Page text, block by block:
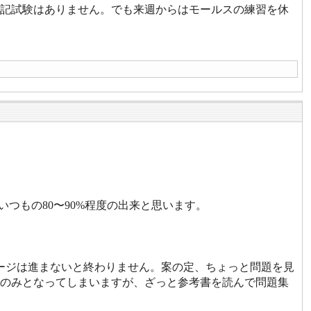
試験はありません。でも来週からはモールスの練習を休
もの80〜90%程度の出来と思います。
は進まないと終わりません。案の定、ちょっと問題を見
みとなってしまいますが、ざっと参考書を読んで問題集